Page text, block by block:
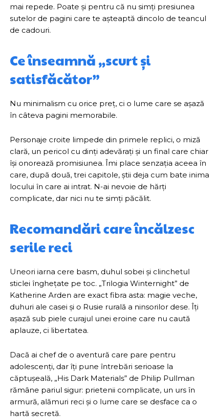
mai repede. Poate și pentru că nu simți presiunea
sutelor de pagini care te așteaptă dincolo de teancul
de cadouri.
Ce înseamnă „scurt și
satisfăcător”
Nu minimalism cu orice preț, ci o lume care se așază
în câteva pagini memorabile.
Personaje croite limpede din primele replici, o miză
clară, un pericol cu dinți adevărați și un final care chiar
își onorează promisiunea. Îmi place senzația aceea în
care, după două, trei capitole, știi deja cum bate inima
locului în care ai intrat. N-ai nevoie de hărți
complicate, dar nici nu te simți păcălit.
Recomandări care încălzesc
serile reci
Uneori iarna cere basm, duhul sobei și clinchetul
sticlei înghețate pe toc. „Trilogia Winternight” de
Katherine Arden are exact fibra asta: magie veche,
duhuri ale casei și o Rusie rurală a ninsorilor dese. Îți
așază sub piele curajul unei eroine care nu caută
aplauze, ci libertatea.
Dacă ai chef de o aventură care pare pentru
adolescenți, dar îți pune întrebări serioase la
căptușeală, „His Dark Materials” de Philip Pullman
rămâne pariul sigur: prietenii complicate, un urs în
armură, alămuri reci și o lume care se desface ca o
hartă secretă.